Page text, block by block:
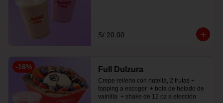
S/ 20.00
-16% Full Dulzura
Crepe relleno con nutella, 2 frutas +
topping a escoger  + bola de helado de
vainilla  + shake de 12 oz a elección